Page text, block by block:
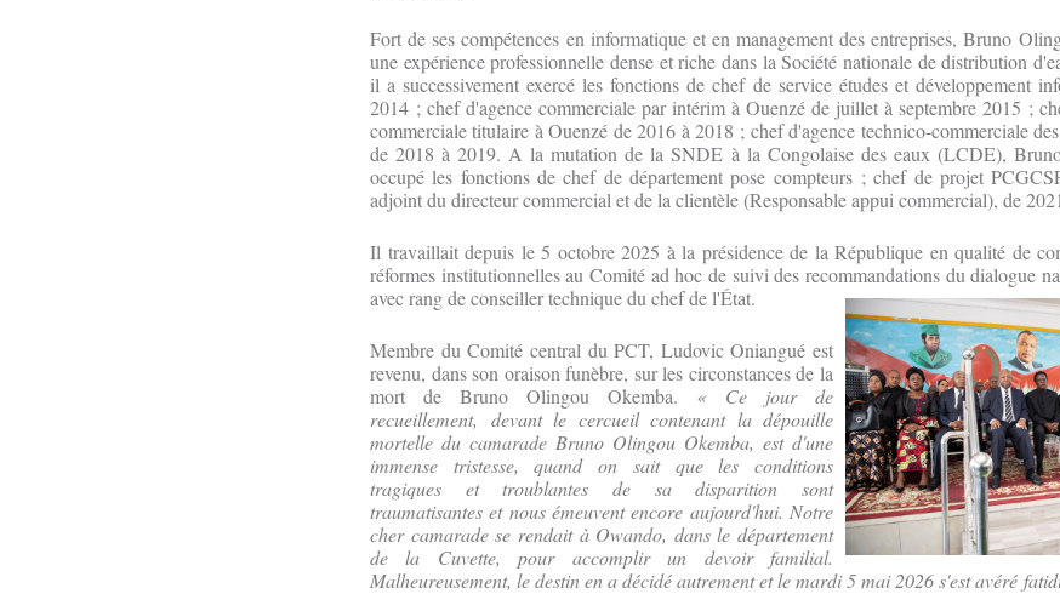
Fort de ses compétences en informatique et en management des entreprises, Bruno
une expérience professionnelle dense et riche dans la Société nationale de distribution
il a successivement exercé les fonctions de chef de service études et développement
2014 ; chef d'agence commerciale par intérim à Ouenzé de juillet à septembre 2015 ;
commerciale titulaire à Ouenzé de 2016 à 2018 ; chef d'agence technico-commerciale
de 2018 à 2019. A la mutation de la SNDE à la Congolaise des eaux (LCDE),
occupé les fonctions de chef de département pose compteurs ; chef de projet
adjoint du directeur commercial et de la clientèle (Responsable appui commercial), de
Il travaillait depuis le 5 octobre 2025 à la présidence de la République en qualité de
réformes institutionnelles au Comité ad hoc de suivi des recommandations du dialogue
avec rangde conseiller technique du chef de l'État.
Membre du Comité central du PCT, Ludovic Oniangué est
revenu, dans son oraison funèbre, sur les circonstances de la
mort de Bruno Olingou Okemba. « Ce jour de
recueillement, devant le cercueil contenant la dépouille
mortelle du camarade Bruno Olingou Okemba, est d'une
immense tristesse, quand on sait que les conditions
tragiques et troublantes de sa disparition sont
traumatisantes et nous émeuvent encore aujourd'hui. Notre
cher camarade se rendait à Owando, dans le département
de la Cuvette, pour accomplir un devoir familial.
Malheureusement, le destin en a décidé autrement et le mardi 5 mai 2026 s'est avéré